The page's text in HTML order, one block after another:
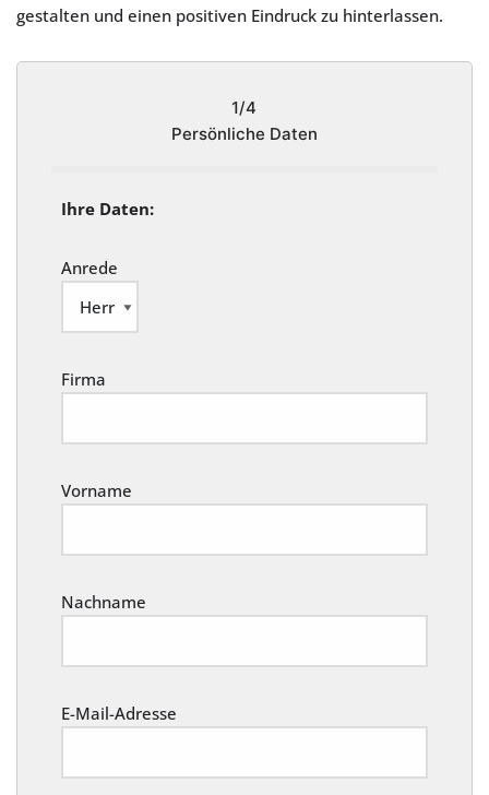
gestalten und einen positiven Eindruck zu hinterlassen.
1/4
Persönliche Daten
Ihre Daten:
Anrede
Firma
Vorname
Nachname
E-Mail-Adresse